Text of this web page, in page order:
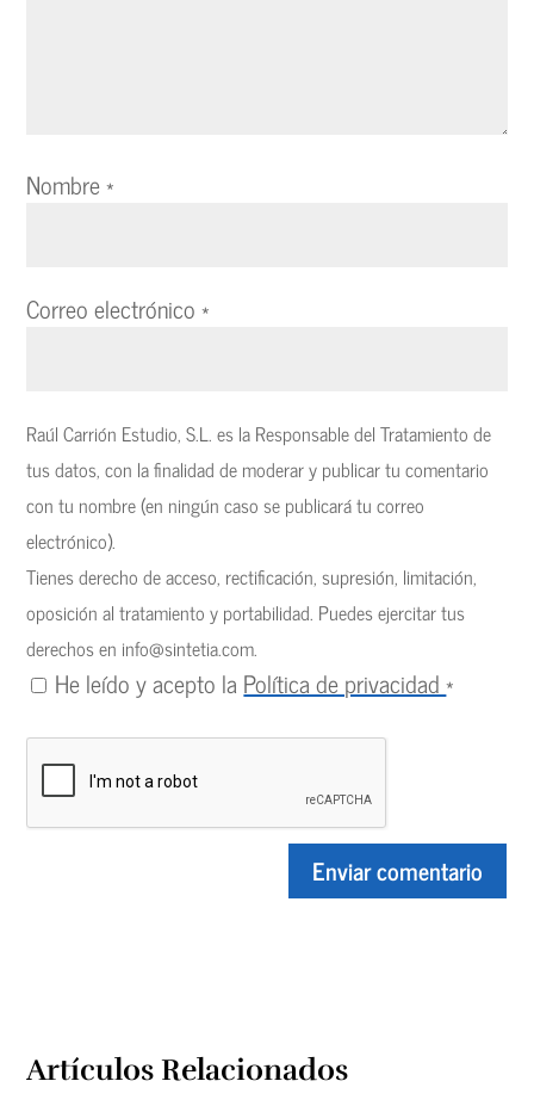
Nombre*
Correo electrónico*
Raúl Carrión Estudio, S.L. es la Responsable del Tratamiento de
tus datos, con la finalidad de moderar y publicar tu comentario
con tu nombre (en ningún caso se publicará tu correo
electrónico).
Tienes derecho de acceso, rectificación, supresión, limitación,
oposición al tratamiento y portabilidad. Puedes ejercitar tus
derechos en info@sintetia.com.
He leído y acepto la Política de privacidad*
Artículos Relacionados